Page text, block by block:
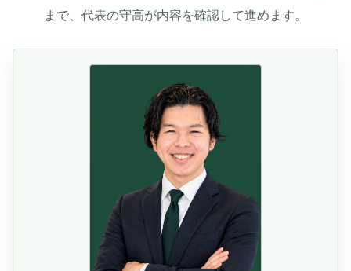
まで、代表の守高が内容を確認して進めます。